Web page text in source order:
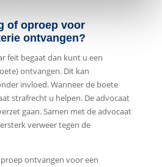
of oproep voor
ontvangen?
feit begaat dan kunt u een
ontvangen. Dit kan
invloed. Wanneer de boete
strafrecht u helpen. De advocaat
gaan. Samen met de advocaat
verweer tegen de
ontvangen voor een